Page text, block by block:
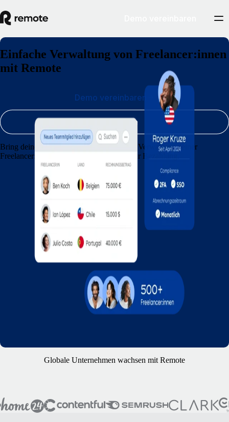
Einfache Verwaltung von Freelancer:innen
mit Remote
Bring deiner Agentur durch die einfachere Verwaltung deiner
Freelancer:innen – vom Onboarding bis zur Bezahlung.
Demo vereinbaren
Registrieren
Globale Unternehmen wachsen mit Remote